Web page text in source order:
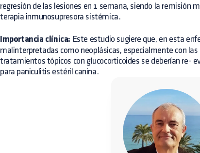
regresión de las lesiones en 1 semana, siendo la remisión
terapia inmunosupresora sistémica.
Importancia clínica: Este estudio sugiere que, en esta
malinterpretadas como neoplásicas, especialmente con
tratamientos tópicos con glucocorticoides se deberían re-
para paniculitis estéril canina.